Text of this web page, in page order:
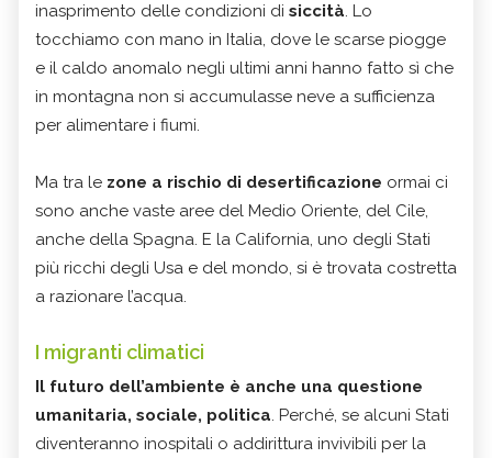
inasprimento delle condizioni di siccità. Lo
tocchiamo con mano in Italia, dove le scarse piogge
e il caldo anomalo negli ultimi anni hanno fatto sì che
in montagna non si accumulasse neve a sufficienza
per alimentare i fiumi.
Ma tra le zone a rischio di desertificazione ormai ci
sono anche vaste aree del Medio Oriente, del Cile,
anche della Spagna. E la California, uno degli Stati
più ricchi degli Usa e del mondo, si è trovata costretta
a razionare l’acqua.
I migranti climatici
Il futuro dell’ambiente è anche una questione
umanitaria, sociale, politica. Perché, se alcuni Stati
diventeranno inospitali o addirittura invivibili per la